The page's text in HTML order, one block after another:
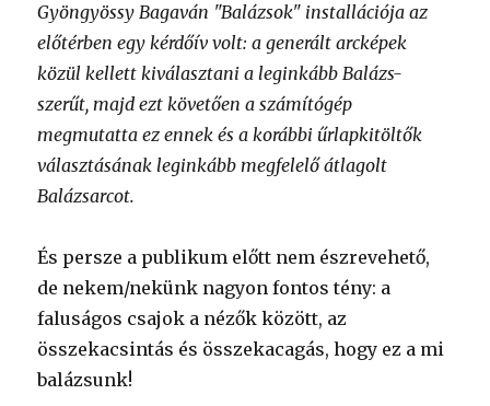
Gyöngyössy Bagaván "Balázsok" installációja az
előtérben egy kérdőív volt: a generált arcképek
közül kellett kiválasztani a leginkább Balázs-
szerűt, majd ezt követően a számítógép
megmutatta ez ennek és a korábbi űrlapkitöltők
választásának leginkább megfelelő átlagolt
Balázsarcot.
És persze a publikum előtt nem észrevehető,
de nekem/nekünk nagyon fontos tény: a
faluságos csajok a nézők között, az
összekacsintás és összekacagás, hogy ez a mi
balázsunk!